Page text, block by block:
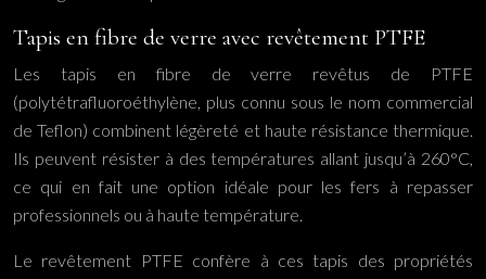
Tapis en fibre de verre avec revêtement PTFE
Les tapis en fibre de verre revêtus de PTFE
(polytétrafluoroéthylène, plus connu sous le nom commercial
de Teflon) combinent légèreté et haute résistance thermique.
Ils peuvent résister à des températures allant jusqu’à 260°C,
ce qui en fait une option idéale pour les fers à repasser
professionnels ou à haute température.
Le revêtement PTFE confère à ces tapis des propriétés